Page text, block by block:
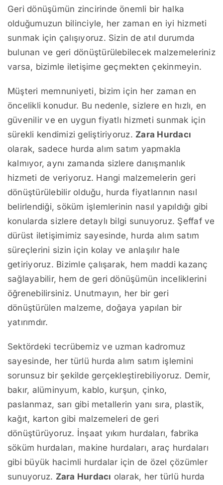
Geri dönüşümün zincirinde önemli bir halka
olduğumuzun bilinciyle, her zaman en iyi hizmeti
sunmak için çalışıyoruz. Sizin de atıl durumda
bulunan ve geri dönüştürülebilecek malzemeleriniz
varsa, bizimle iletişime geçmekten çekinmeyin.
Müşteri memnuniyeti, bizim için her zaman en
öncelikli konudur. Bu nedenle, sizlere en hızlı, en
güvenilir ve en uygun fiyatlı hizmeti sunmak için
sürekli kendimizi geliştiriyoruz. Zara Hurdacı
olarak, sadece hurda alım satım yapmakla
kalmıyor, aynı zamanda sizlere danışmanlık
hizmeti de veriyoruz. Hangi malzemelerin geri
dönüştürülebilir olduğu, hurda fiyatlarının nasıl
belirlendiği, söküm işlemlerinin nasıl yapıldığı gibi
konularda sizlere detaylı bilgi sunuyoruz. Şeffaf ve
dürüst iletişimimiz sayesinde, hurda alım satım
süreçlerini sizin için kolay ve anlaşılır hale
getiriyoruz. Bizimle çalışarak, hem maddi kazanç
sağlayabilir, hem de geri dönüşümün inceliklerini
öğrenebilirsiniz. Unutmayın, her bir geri
dönüştürülen malzeme, doğaya yapılan bir
yatırımdır.
Sektördeki tecrübemiz ve uzman kadromuz
sayesinde, her türlü hurda alım satım işlemini
sorunsuz bir şekilde gerçekleştirebiliyoruz. Demir,
bakır, alüminyum, kablo, kurşun, çinko,
paslanmaz, sarı gibi metallerin yanı sıra, plastik,
kağıt, karton gibi malzemeleri de geri
dönüştürüyoruz. İnşaat yıkım hurdaları, fabrika
söküm hurdaları, makine hurdaları, araç hurdaları
gibi büyük hacimli hurdalar için de özel çözümler
sunuyoruz. Zara Hurdacı olarak, her türlü hurda